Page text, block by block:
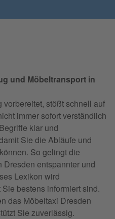
und Möbeltransport in
stößt schnell auf
immer sofort verständlich
klar und
Sie die Abläufe und
So gelingt die
Dresden entspannter und
Lexikon wird
bestens informiert sind.
das Möbeltaxi Dresden
Sie zuverlässig.